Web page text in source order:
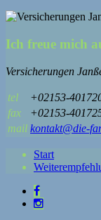
Ich freue mich
Versicherungen
tel
+02153-
fax
+02153-
mail kontakt@die-
Start